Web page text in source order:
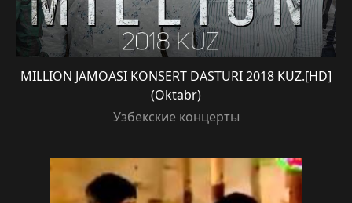
MILLION JAMOASI KONSERT DASTURI 2018 KUZ.[HD]
(Oktabr)
Узбекские концерты